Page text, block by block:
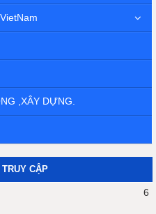
,XÂY DỰNG.
CẬP
6